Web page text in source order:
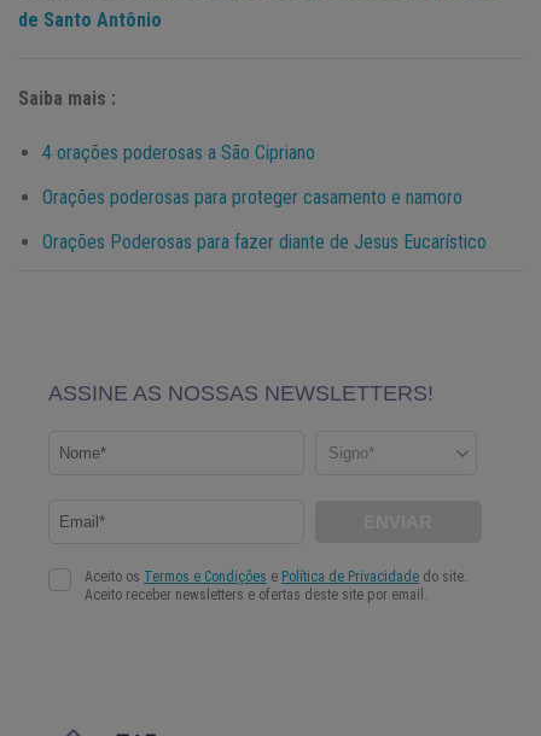
de Santo Antônio
Saiba mais :
4 orações poderosas a São Cipriano
Orações poderosas para proteger casamento e namoro
Orações Poderosas para fazer diante de Jesus Eucarístico